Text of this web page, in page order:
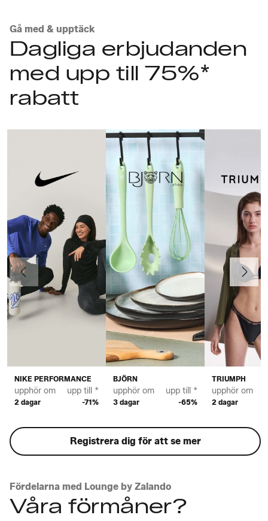
Gå med & upptäck
Dagliga erbjudanden
med upp till 75%*
rabatt
NIKE PERFORMANCE
upphör om
2 dagar
upp till *
-71%
BJÖRN
upphör om
3 dagar
upp till *
-65%
TRIUMPH
upphör om
2 dagar
Föregående Nästa
Registrera dig för att se mer
Fördelarna med Lounge by Zalando
Våra förmåner?